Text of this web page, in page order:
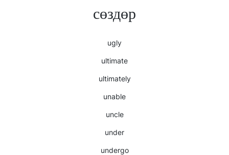
сөздөр
ugly
ultimate
ultimately
unable
uncle
under
undergo